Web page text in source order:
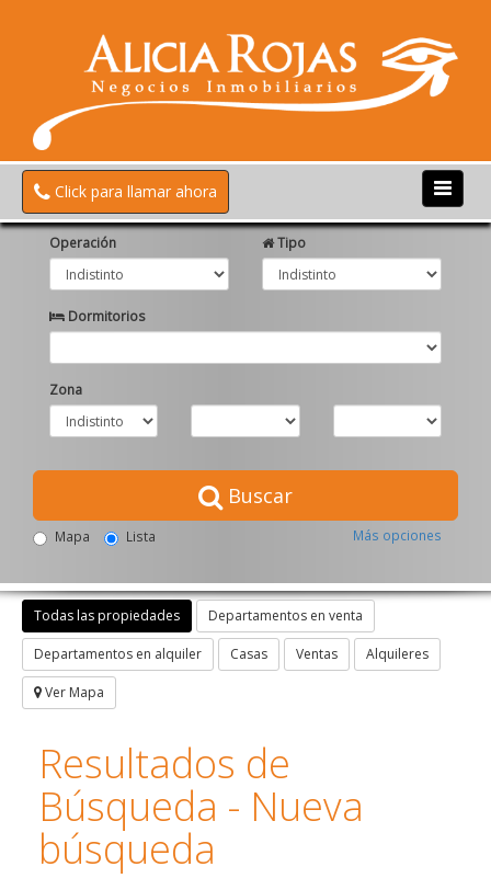
Click para llamar ahora
Operación Tipo
Dormitorios
Zona
Buscar
Mapa Lista Más opciones
Todas las propiedades Departamentos en venta
Departamentos en alquiler Casas Ventas Alquileres
Ver Mapa
Resultados de
Búsqueda - Nueva
búsqueda